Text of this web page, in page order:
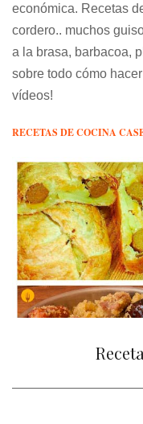
económica. Recetas
cordero.. muchos
a la brasa, barbacoa,
sobre todo cómo
vídeos!
RECETAS DE COCINA